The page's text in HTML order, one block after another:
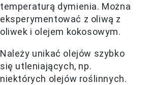
temperaturą dymienia. Można
eksperymentować z oliwą z
oliwek i olejem kokosowym.
Należy unikać olejów szybko
się utleniających, np.
niektórych olejów roślinnych.